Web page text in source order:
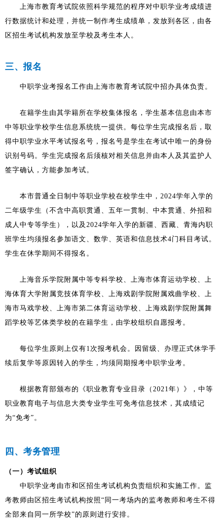
上海市教育考试院依照科学规范的程序对中职学业考成绩进
行数据统计和处理，并统一制作考生成绩单，发放到各区，由各
区招生考试机构发放至学校及考生本人。
三、报名
中职学业考报名工作由上海市教育考试院中招办具体负责。
在籍学生由其学籍所在学校集体报名，学生基本信息由本市
中等职业学校学生信息系统统一提供。每位学生完成报名后，取
得中职学业水平考试报名号，报名号是学生在考试中唯一的身份
识别号码。学生完成报名后须核对相关信息并由本人及其监护人
签字确认，方能参加考试。
本市普通全日制中等职业学校在校学生中，2024学年入学的
二年级学生（不含中高职贯通、五年一贯制、中本贯通、外招和
成人中专等学生），以及2024学年入学的新疆、西藏、青海内职
班学生均须报名参加语文、数学、英语和信息技术4门科目考试。
学生在休学期间不得报名。
上海音乐学院附属中等专科学校、上海市体育运动学校、上
海体育大学附属竞技体育学校、上海戏剧学院附属戏曲学校、上
海市马戏学校、上海市第二体育运动学校、上海戏剧学院附属舞
蹈学校等艺体类学校的在籍学生，由学校组织自愿报考。
每位学生原则上仅有1次报考机会。因留级、办理正式休学手
续后复学等原因转入的学生，均须同期报考中职学业考。
根据教育部颁布的《职业教育专业目录（2021年）》，中等
职业教育电子与信息大类专业学生可免考信息技术，其成绩记
为“免考”。
四、考务管理
（一）考试组织
中职学业考由市和区招生考试机构负责组织和实施工作。监
考教师由区招生考试机构按照“同一考场内的监考教师和考生不得
全部来自同一所学校”的原则进行安排。